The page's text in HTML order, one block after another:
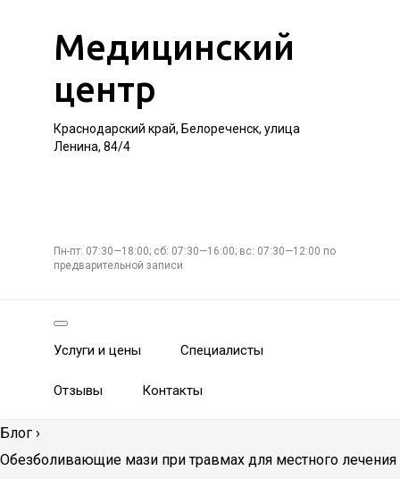
Медицинский
центр
Краснодарский край, Белореченск, улица
Ленина, 84/4
Пн-пт: 07:30—18:00; сб: 07:30—16:00; вс: 07:30—12:00 по
предварительной записи
Услуги и цены Специалисты
Отзывы Контакты
Блог ›
Обезболивающие мази при травмах для местного лечения